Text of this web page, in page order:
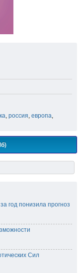
, россия, европа,
год понизила прогноз
Сил